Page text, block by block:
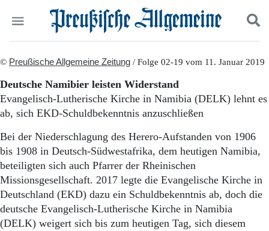
Politik
Wirtschaft
Panorama
Gesellschaft
Geschichte
Ostpreußen
Pommern
Berlin-Brandenburg
Schlesien
Danzig und Westpreußen
Bücher
Suchen und finden
© Preußische Allgemeine Zeitung / Folge 02-19 vom 11. Januar 2019
Deutsche Namibier leisten Widerstand
Evangelisch-Lutherische Kirche in Namibia (DELK) lehnt es
ab, sich EKD-Schuldbekenntnis anzuschließen
Bei der Niederschlagung des Herero-Aufstanden von 1906
bis 1908 in Deutsch-Südwestafrika, dem heutigen Namibia,
beteiligten sich auch Pfarrer der Rheinischen
Missionsgesellschaft. 2017 legte die Evangelische Kirche in
Deutschland (EKD) dazu ein Schuldbekenntnis ab, doch die
deutsche Evangelisch-Lutherische Kirche in Namibia
(DELK) weigert sich bis zum heutigen Tag, sich diesem